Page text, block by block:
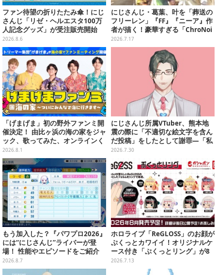
ファン待望の折りたたみ傘！にじ
さんじ「リゼ・ヘルエスタ100万
人記念グッズ」が受注販売開始
2026.8.6
にじさんじ・葛葉、叶を「葬送の
フリーレン」『FF』『ニーア』作
者が描く！豪華すぎる「ChroNoi
R」8周年イラストが公開
2026.7.17
「げまげま」初の野外ファンミ開
催決定！ 由比ヶ浜の海の家をジャ
ック、歌ってみた、オンラインく
じも―夏の4大企画を一挙発表
2026.8.1
にじさんじ所属VTuber、熊本地
震の際に「不適切な絵文字を含ん
だ投稿」をしたとして謝罪―「私
の認識と確認が至らず…」
2026.7.30
もう加入した？『パワプロ2026』
には“にじさんじ”ライバーが登
場！ 性能やエピソードをご紹介
2026.8.7
ホロライブ「ReGLOSS」のお顔が
ぷくっとカワイイ！オリジナルケ
ース付き「ぷくっとリング」が8
月発売決定
2026.7.13